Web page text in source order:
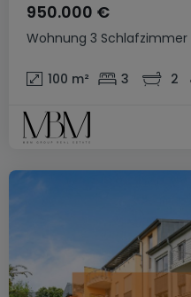
Wohnung 3 Schlafzimmer
950.000 €
100 m² 3 2